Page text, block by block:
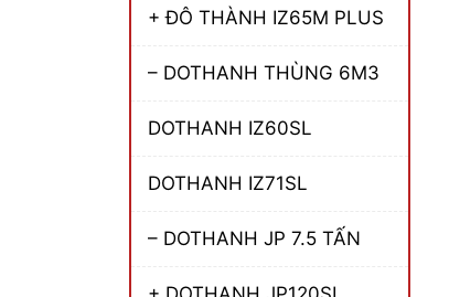
+ ĐÔ THÀNH IZ65M PLUS
– DOTHANH THÙNG 6M3
DOTHANH IZ60SL
DOTHANH IZ71SL
– DOTHANH JP 7.5 TẤN